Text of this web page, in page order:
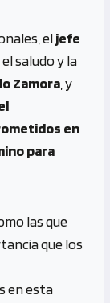
eljefe
saludo y la
Zamora , y
en
para
las que
que los
en esta